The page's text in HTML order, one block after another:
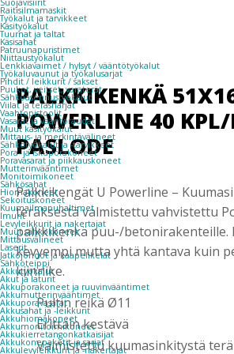
Suojavisiirit
Raitisilmamaskit
Työkalut ja tarvikkeet
Käsityökalut
Tuurnat ja taltat
Käsisahat
Patruunapuristimet
Niittaustyökalut
Lenkkiavaimet / hylsyt / vääntötyökalut
Työkaluvaunut ja työkalusarjat
Pihdit / leikkurit / sakset
Puukot, veitset, varaterät
Sähköasennustyökalut
Viilat ja teräsharjat
Vaahtopistoolit
Vasarat ja vääntöraudat
Muut käsityökalut
Mittaus- ja merkintävälineet
Sähkötyökalut ja -tarvikkeet
Pora- ja iskuporakoneet
Poravasarat ja piikkauskoneet
Mutterinvääntimet
Monitoimikoneet
Sähkösahat
Hiomakoneet
Sekoituskoneet
Kuumailmapuhaltimet
Imurit
Levyleikkurit ja nakertajat
Muut sähkökoneet
Mittausvälineet
Laserit
Jatkojohdot ja kaapelikelat
Sähköteippi
Akkutyökalut
Akut ja laturit
Akkuporakoneet ja ruuvinvääntimet
Akkumutterinvääntimet
Akkuporavasarat
Akkusahat ja -leikkurit
Akkuhiomakoneet
Akkumonitoimikoneet
Akkukierretangonkatkaisijat
Akkukonepaketit ja sarjat
Akkulevyleikkurit ja -nakertajat
PALKKIKENKÄ
POWERLINE 40
PASLODE
Palkkikengät U Powerline –
teräksestä valmistettu vahvistettu
palkkikenkä puu-/betonirakenteille.
kevyempi mutta yhtä kantava kuin
kiinnike.
Pultin reikä Ø11
Erittäin kestävä
Valmistettu kuumasinkitystä